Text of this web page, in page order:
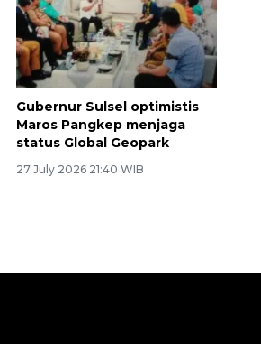
Gubernur Sulsel optimistis
Maros Pangkep menjaga
status Global Geopark
27 July 2026 21:40 WIB